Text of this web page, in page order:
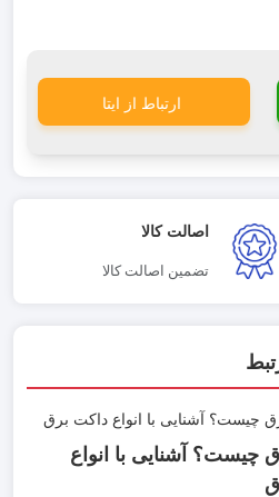
ارتباط از ایتا
اصالت کالا
تضمین اصالت کالا
چیست؟ آشنایی با انواع